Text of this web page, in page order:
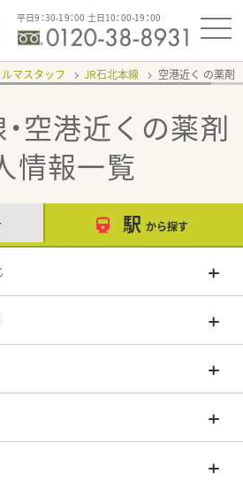
平日9：30-19：00 土日10：00-19：00
マスタッフ JR石北本線 空港近く
空港近く の薬剤
情報一覧
駅 から探す